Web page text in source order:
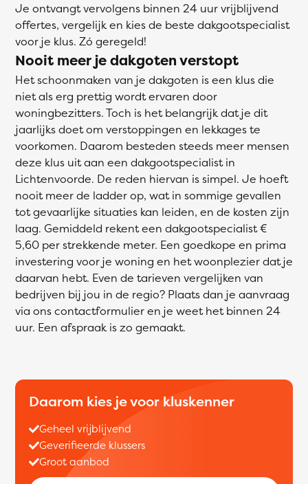
Je ontvangt vervolgens binnen 24 uur vrijblijvend
offertes, vergelijk en kies de beste dakgootspecialist
voor je klus. Zó geregeld!
Nooit meer je dakgoten verstopt
Het schoonmaken van je dakgoten is een klus die
niet als erg prettig wordt ervaren door
woningbezitters. Toch is het belangrijk dat je dit
jaarlijks doet om verstoppingen en lekkages te
voorkomen. Daarom besteden steeds meer mensen
deze klus uit aan een dakgootspecialist in
Lichtenvoorde. De reden hiervan is simpel. Je hoeft
nooit meer de ladder op, wat in sommige gevallen
tot gevaarlijke situaties kan leiden, en de kosten zijn
laag. Gemiddeld rekent een dakgootspecialist €
5,60 per strekkende meter. Een goedkope en prima
investering voor je woning en het woonplezier dat je
daarvan hebt. Even de tarieven vergelijken van
bedrijven bij jou in de regio? Plaats dan je aanvraag
via ons contactformulier en je weet het binnen 24
uur. Een afspraak is zo gemaakt.
Daarom kies je voor kluskenner
Geheel vrijblijvend
Geverifieerde klussers
Groot aanbod